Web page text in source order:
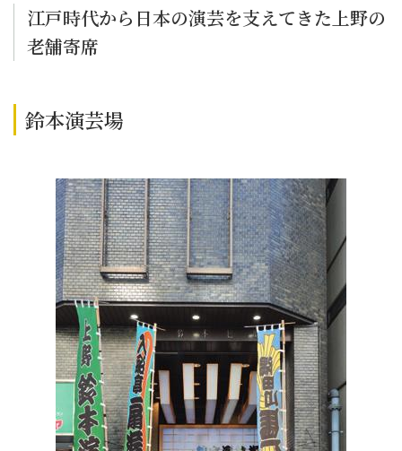
江戸時代から日本の演芸を支えてきた上野の
老舗寄席
鈴本演芸場